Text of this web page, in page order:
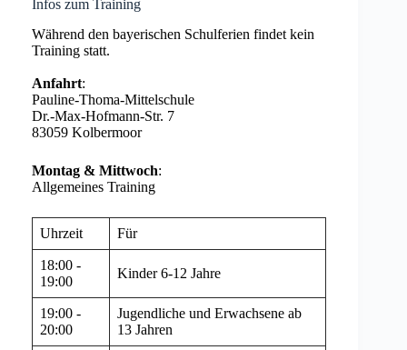
Infos zum Training
Während den bayerischen Schulferien findet kein
Training statt.
Anfahrt:
Pauline-Thoma-Mittelschule
Dr.-Max-Hofmann-Str. 7
83059 Kolbermoor
Montag & Mittwoch:
Allgemeines Training
Uhrzeit Für
18:00 -
19:00
Kinder 6-12 Jahre
19:00 -
20:00
Jugendliche und Erwachsene ab
13 Jahren